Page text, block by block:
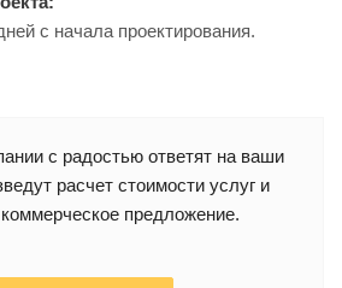
с начала проектирования.
с радостью ответят на ваши
расчет стоимости услуг и
коммерческое предложение.